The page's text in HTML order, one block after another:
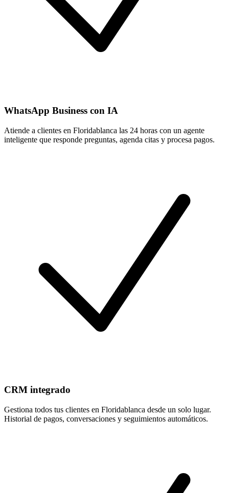
WhatsApp Business con IA
Atiende a clientes en Floridablanca las 24 horas con un agente
inteligente que responde preguntas, agenda citas y procesa pagos.
CRM integrado
Gestiona todos tus clientes en Floridablanca desde un solo lugar.
Historial de pagos, conversaciones y seguimientos automáticos.